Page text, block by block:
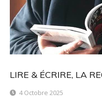
LIRE & ÉCRIRE, LA
4 Octobre 2025